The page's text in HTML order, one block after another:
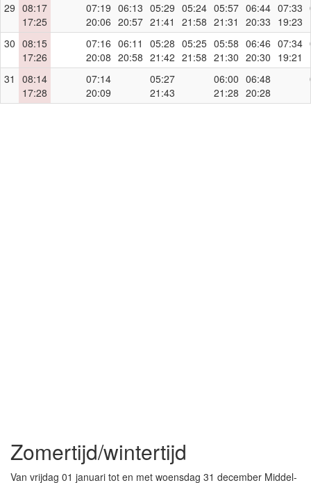
29 08:17
17:25
07:19
20:06
06:13
20:57
05:29
21:41
05:24
21:58
05:57
21:31
06:44
20:33
07:33
19:23
30 08:15
17:26
07:16
20:08
06:11
20:58
05:28
21:42
05:25
21:58
05:58
21:30
06:46
20:30
07:34
19:21
31
08:14
17:28
07:14
20:09
05:27
21:43
06:00
21:28
06:48
20:28
Zomertijd/wintertijd
Van vrijdag 01 januari tot en met woensdag 31 december Middel-